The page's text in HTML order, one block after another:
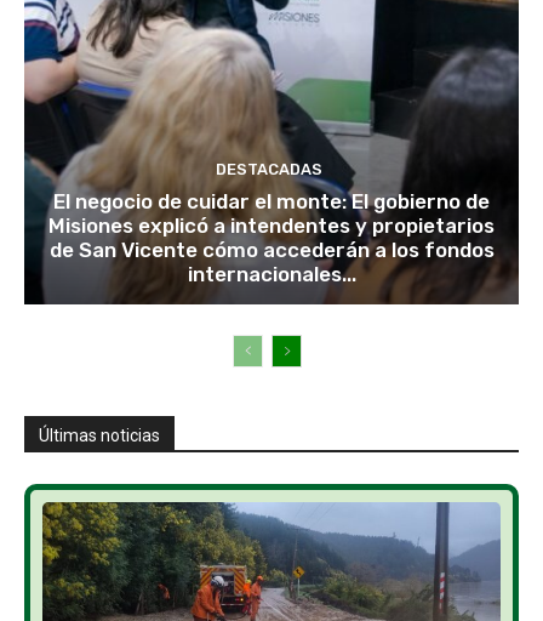
DESTACADAS
El negocio de cuidar el monte: El gobierno de
Misiones explicó a intendentes y propietarios
de San Vicente cómo accederán a los fondos
internacionales...
Últimas noticias